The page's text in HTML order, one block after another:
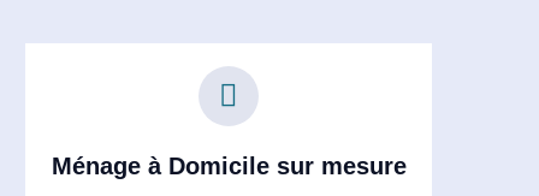
Ménage à Domicile sur mesure